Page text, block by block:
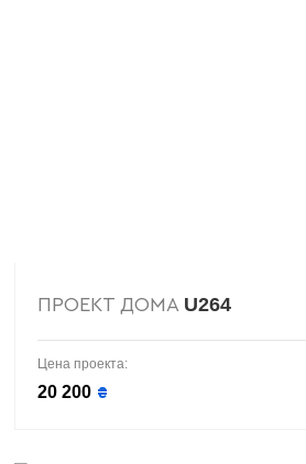
ПРОЕКТ ДОМА U264
Цена проекта:
20 200 ₴